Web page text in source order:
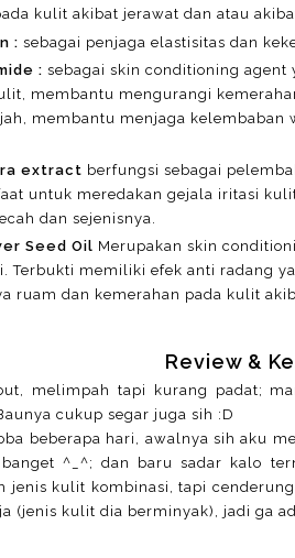
kulit akibat jerawat dan atau
: sebagai penjaga elastisitas dan
: sebagai skin conditioning
membantu mengurangi
membantu menjaga
extract berfungsi sebagai
untuk meredakan gejala iritasi
dan sejenisnya.
Seed Oil Merupakan ​skin
Terbukti memiliki efek anti radang
ruam dan kemerahan pada kulit
Review &
melimpah tapi kurang padat;
cukup segar juga sih :D
beberapa hari, awalnya sih aku
^_^; dan baru sadar kalo
jenis kulit kombinasi, tapi
(jenis kulit dia berminyak), jadi ga